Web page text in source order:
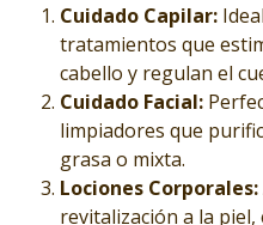
Cuidado Capilar:
tratamientos que
cabello y regulan el
Cuidado Facial:
limpiadores que
grasa o mixta.
Lociones Corporales:
revitalización a la